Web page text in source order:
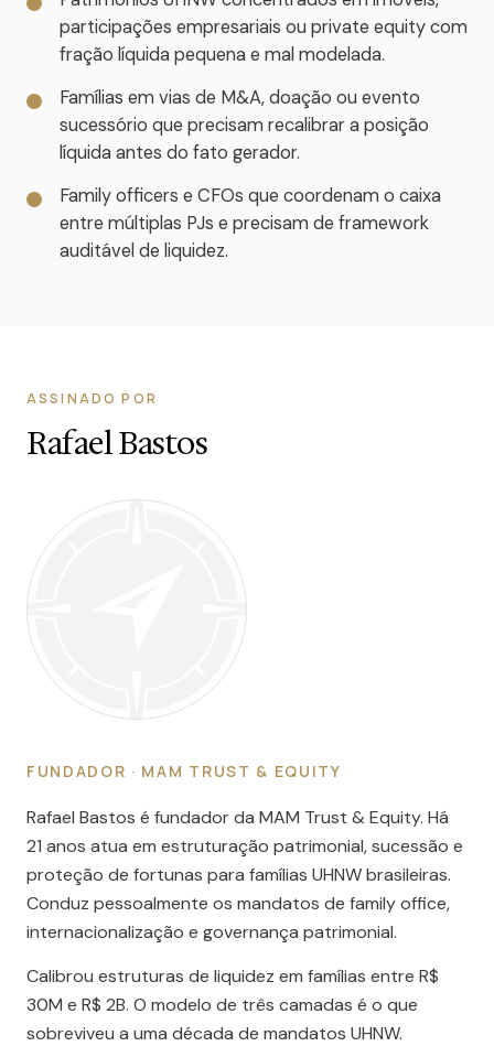
participações empresariais ou private equity com
fração líquida pequena e mal modelada.
Famílias em vias de M&A, doação ou evento
sucessório que precisam recalibrar a posição
líquida antes do fato gerador.
Family officers e CFOs que coordenam o caixa
entre múltiplas PJs e precisam de framework
auditável de liquidez.
ASSINADO POR
Rafael Bastos
FUNDADOR · MAM TRUST & EQUITY
Rafael Bastos é fundador da MAM Trust & Equity. Há
21 anos atua em estruturação patrimonial, sucessão e
proteção de fortunas para famílias UHNW brasileiras.
Conduz pessoalmente os mandatos de family office,
internacionalização e governança patrimonial.
Calibrou estruturas de liquidez em famílias entre R$
30M e R$ 2B. O modelo de três camadas é o que
sobreviveu a uma década de mandatos UHNW.